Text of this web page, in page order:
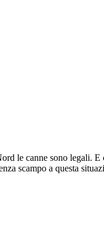
le canne sono legali.
scampo a questa